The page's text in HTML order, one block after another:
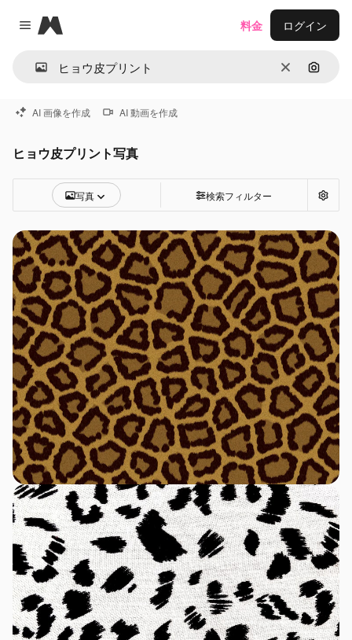
Close menu
Magnific
消去 画像で
料金 ログイン
AI 画像を作成 AI 動画を作成
ヒョウ皮プリント写真
写真 検索フィルター